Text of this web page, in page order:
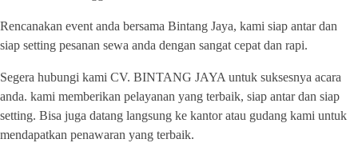
Rencanakan event anda bersama Bintang Jaya, kami siap antar dan
siap setting pesanan sewa anda dengan sangat cepat dan rapi.
Segera hubungi kami CV. BINTANG JAYA untuk suksesnya acara
anda. kami memberikan pelayanan yang terbaik, siap antar dan siap
setting. Bisa juga datang langsung ke kantor atau gudang kami untuk
mendapatkan penawaran yang terbaik.